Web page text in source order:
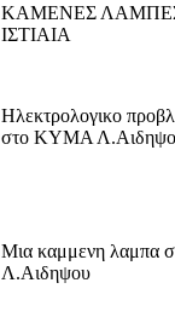
ΚΑΜΕΝΕΣ
ΙΣΤΙΑΙΑ
Ηλεκτρολογικο
στο ΚΥΜΑ
Μια καμμενη λαμπα
Λ.Αιδηψου